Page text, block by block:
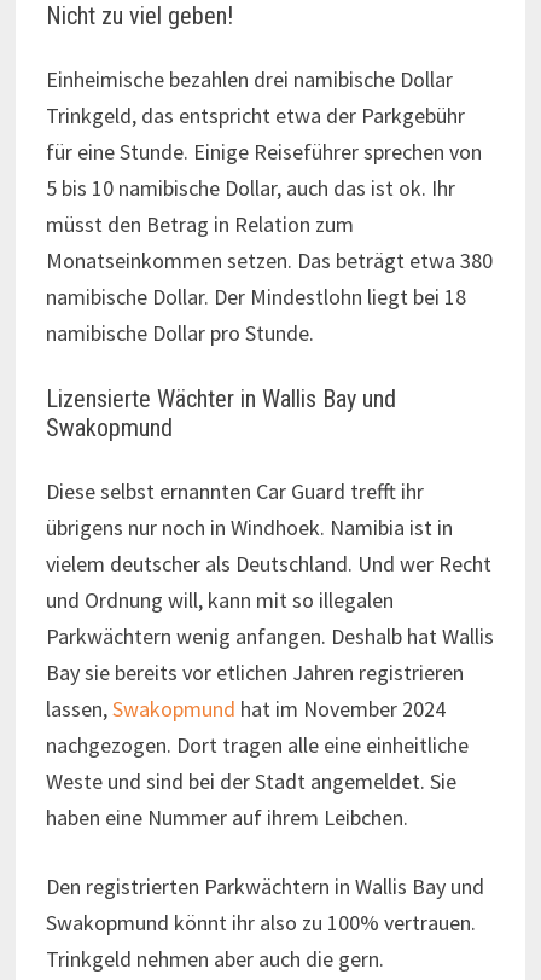
Nicht zu viel geben!
Einheimische bezahlen drei namibische Dollar
Trinkgeld, das entspricht etwa der Parkgebühr
für eine Stunde. Einige Reiseführer sprechen von
5 bis 10 namibische Dollar, auch das ist ok. Ihr
müsst den Betrag in Relation zum
Monatseinkommen setzen. Das beträgt etwa 380
namibische Dollar. Der Mindestlohn liegt bei 18
namibische Dollar pro Stunde.
Lizensierte Wächter in Wallis Bay und
Swakopmund
Diese selbst ernannten Car Guard trefft ihr
übrigens nur noch in Windhoek. Namibia ist in
vielem deutscher als Deutschland. Und wer Recht
und Ordnung will, kann mit so illegalen
Parkwächtern wenig anfangen. Deshalb hat Wallis
Bay sie bereits vor etlichen Jahren registrieren
lassen,Swakopmund hat im November 2024
nachgezogen. Dort tragen alle eine einheitliche
Weste und sind bei der Stadt angemeldet. Sie
haben eine Nummer auf ihrem Leibchen.
Den registrierten Parkwächtern in Wallis Bay und
Swakopmund könnt ihr also zu 100% vertrauen.
Trinkgeld nehmen aber auch die gern.